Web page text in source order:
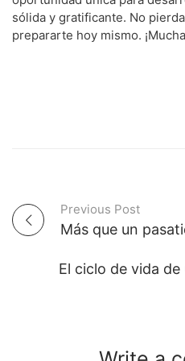
sólida y gratificante. No
prepararte hoy mismo.
P
Previous Post